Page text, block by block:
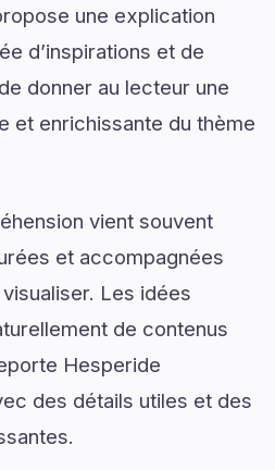
une explication
d’inspirations et de
donner au lecteur une
et enrichissante du thème
vient souvent
et accompagnées
Les idées
de contenus
Hesperide
des détails utiles et des